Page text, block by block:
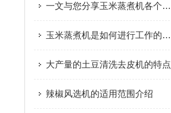
一文与您分享玉米蒸煮机各个组成部件所起到的作用
玉米蒸煮机是如何进行工作的您知道吗？
大产量的土豆清洗去皮机的特点
辣椒风选机的适用范围介绍